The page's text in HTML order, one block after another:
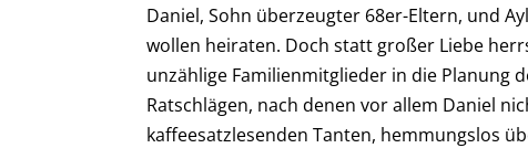
Daniel, Sohn überzeugter 68er-Eltern, und
wollen heiraten. Doch statt großer Liebe
unzählige Familienmitglieder in die Planung
Ratschlägen, nach denen vor allem Daniel
kaffeesatzlesenden Tanten, hemmungslos